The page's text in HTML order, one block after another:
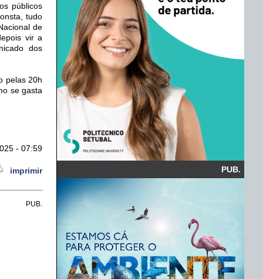
públicos
tudo
de
vir a
dos
pelas 20h
se gasta
- 07:59
imprimir
PUB.
PUB.